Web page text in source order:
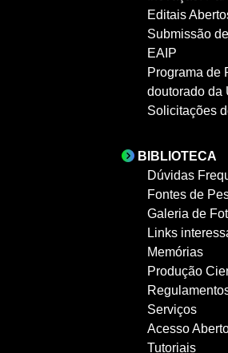
Editais
Submissão
EAIP
Programa de
doutorado da
Solicitações
BIBLIOTECA
Dúvidas
Fontes de
Galeria de
Links
Memórias
Produção
Serviços
Acesso
Tutoriais